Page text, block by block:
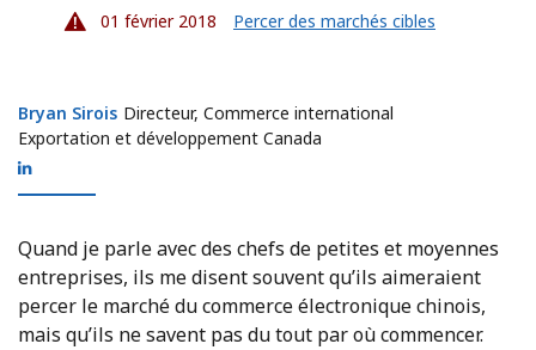
01 février 2018 Percer des marchés cibles
Bryan Sirois
Bryan Sirois Directeur, Commerce international
Exportation et développement Canada
Quand je parle avec des chefs de petites et moyennes
entreprises, ils me disent souvent qu’ils aimeraient
percer le marché du commerce électronique chinois,
mais qu’ils ne savent pas du tout par où commencer.